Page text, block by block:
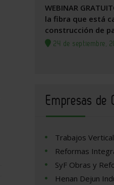
WEBINAR
la fibra que está
construcción de
24 de septiembre,
Empresas de
Trabajos
Reformas
SyF Obras y
Henan Dejun